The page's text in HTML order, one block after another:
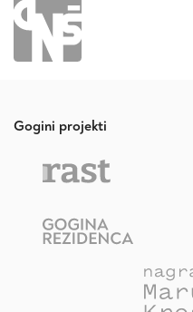
Gogini projekti